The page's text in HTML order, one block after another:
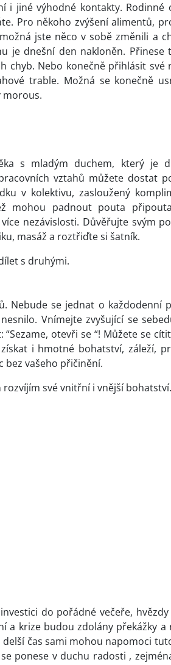
i jiné výhodné kontakty. Rodinné
Pro někoho zvýšení alimentů,
jste něco v sobě změnili a
je dnešní den nakloněn. Přinese
chyb. Nebo konečně přihlásit své
trable. Možná se konečně
morous.
s mladým duchem, který je
vztahů můžete dostat
v kolektivu, zasloužený
mohou padnout pouta
nezávislosti. Důvěřujte svým
masáž a roztřiďte si šatník.
s druhými.
Nebude se jednat o každodenní
Vnímejte zvyšující se
otevři se “! Můžete se
i hmotné bohatství, záleží,
bez vašeho přičinění.
své vnitřní i vnější bohatství.
do pořádné večeře,
a krize budou zdolány překážky a
čas sami mohou napomoci
ponese v duchu radosti ,